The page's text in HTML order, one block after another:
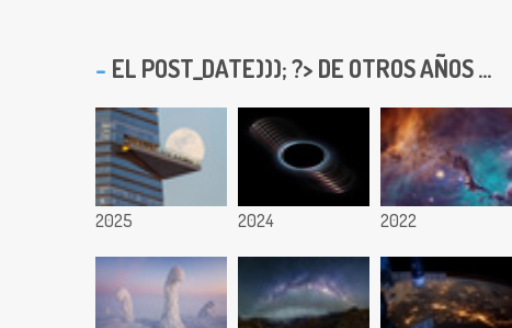
EL POST_DATE))); ?> DE OTROS AÑOS ...
2025 2024 2022